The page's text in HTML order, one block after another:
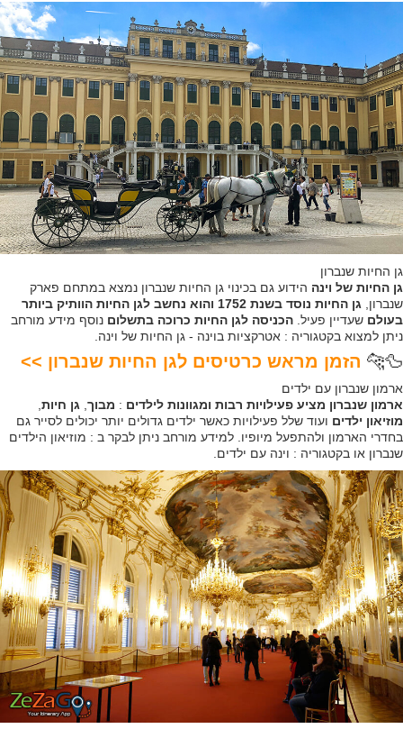
גן החיות שנברון
גן החיות של וינה הידוע גם בכינוי גן החיות שנברון נמצא במתחם פארק
שנברון,
גן החיות נוסד בשנת 1752 והוא נחשב לגן החיות הוותיק ביותר
בעולם שעדיין פעיל. הכניסה לגן החיות כרוכה בתשלום נוסף מידע מורחב
ניתן למצוא בקטגוריה : אטרקציות בוינה - גן החיות של וינה.
🦆​🐆​ הזמן מראש כרטיסים לגן החיות שנברון >>
ארמון שנברון עם ילדים
ארמון שנברון מציע פעילויות רבות ומגוונות לילדים : מבוך גן חיות
מוזיאון ילדים ועוד שלל פעילויות כאשר ילדים גדולים יותר יכולים לסייר גם
בחדרי הארמון ולהתפעל מיופיו. למידע מורחב ניתן לבקר ב : מוזיאון הילדים
שנברון או בקטגוריה : וינה עם ילדים.